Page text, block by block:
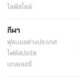
ไลฟ์สไตล์
กีฬา
ฟุตบอลต่่างประเทศ
ไฟต์สปอร์ต
แกลเลอรี่